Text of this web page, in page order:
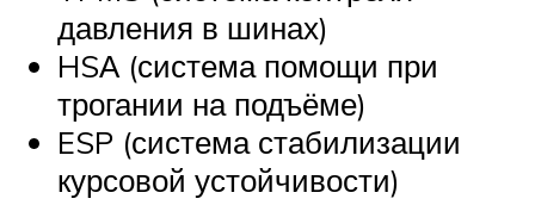
давления в шинах)
HSА (система помощи при
трогании на подъёме)
ESP (система стабилизации
курсовой устойчивости)